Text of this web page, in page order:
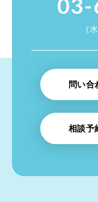
（
問い合
相談予